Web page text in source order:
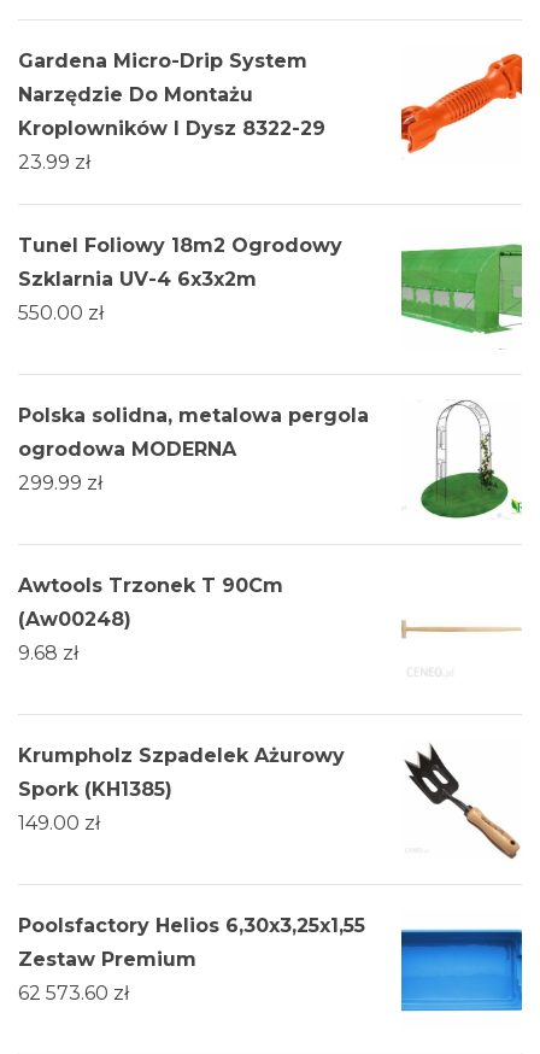
Gardena Micro-Drip System
Narzędzie Do Montażu
Kroplowników I Dysz 8322-29
23.99 zł
Tunel Foliowy 18m2 Ogrodowy
Szklarnia UV-4 6x3x2m
550.00 zł
Polska solidna, metalowa pergola
ogrodowa MODERNA
299.99 zł
Awtools Trzonek T 90Cm
(Aw00248)
9.68 zł
Krumpholz Szpadelek Ażurowy
Spork (KH1385)
149.00 zł
Poolsfactory Helios 6,30x3,25x1,55
Zestaw Premium
62 573.60 zł